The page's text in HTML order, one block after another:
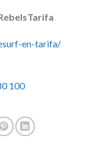
en-tarifa/
100